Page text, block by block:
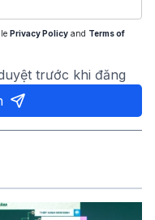
Privacy Policy and Terms of
trước khi đăng